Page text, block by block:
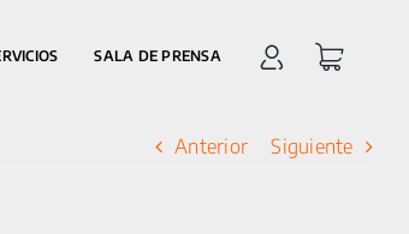
SALA DE PRENSA
Anterior Siguiente